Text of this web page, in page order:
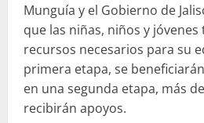
Munguía y el Gobierno de
que las niñas, niños y jóvenes
recursos necesarios para su
primera etapa, se
en una segunda etapa, más
recibirán apoyos.